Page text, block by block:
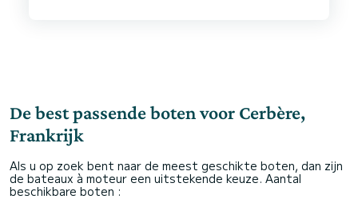
De best passende boten voor Cerbère,
Frankrijk
Als u op zoek bent naar de meest geschikte boten, dan zijn
de bateaux à moteur een uitstekende keuze. Aantal
beschikbare boten :